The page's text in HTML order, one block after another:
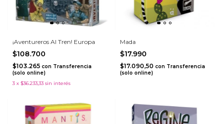
¡Aventureros Al Tren! Europa
$108.700
$103.265 con Transferencia
(solo online)
3 x $36.233,33 sin interés
Mada
$17.990
$17.090,50 con Transferencia
(solo online)